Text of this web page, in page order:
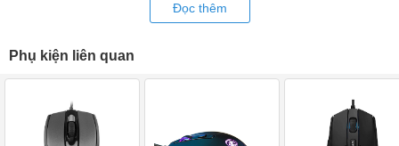
Đọc thêm
Phụ kiện liên quan